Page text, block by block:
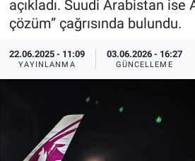
açıkladı. Suudi Arabistan ise
çözüm” çağrısında bulundu.
22.06.2025 - 11:09
YAYINLANMA
03.06.2026 - 16:27
GÜNCELLEME
Erişim Bilgileri
Sağlık